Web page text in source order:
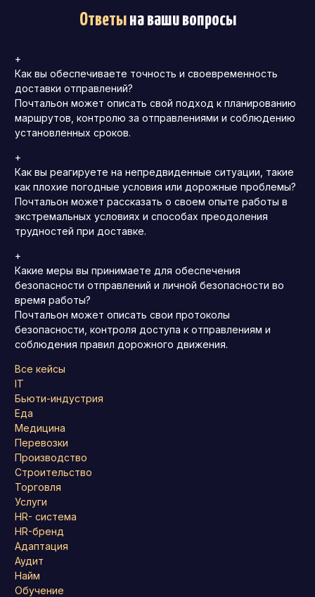
Ответына ваши вопросы
+
Как вы обеспечиваете точность и своевременность
доставки отправлений?
Почтальон может описать свой подход к планированию
маршрутов, контролю за отправлениями и соблюдению
установленных сроков.
+
Как вы реагируете на непредвиденные ситуации, такие
как плохие погодные условия или дорожные проблемы?
Почтальон может рассказать о своем опыте работы в
экстремальных условиях и способах преодоления
трудностей при доставке.
+
Какие меры вы принимаете для обеспечения
безопасности отправлений и личной безопасности во
время работы?
Почтальон может описать свои протоколы
безопасности, контроля доступа к отправлениям и
соблюдения правил дорожного движения.
Все кейсы
IT
Бьюти-индустрия
Еда
Медицина
Перевозки
Производство
Строительство
Торговля
Услуги
HR- система
HR-бренд
Адаптация
Аудит
Найм
Обучение